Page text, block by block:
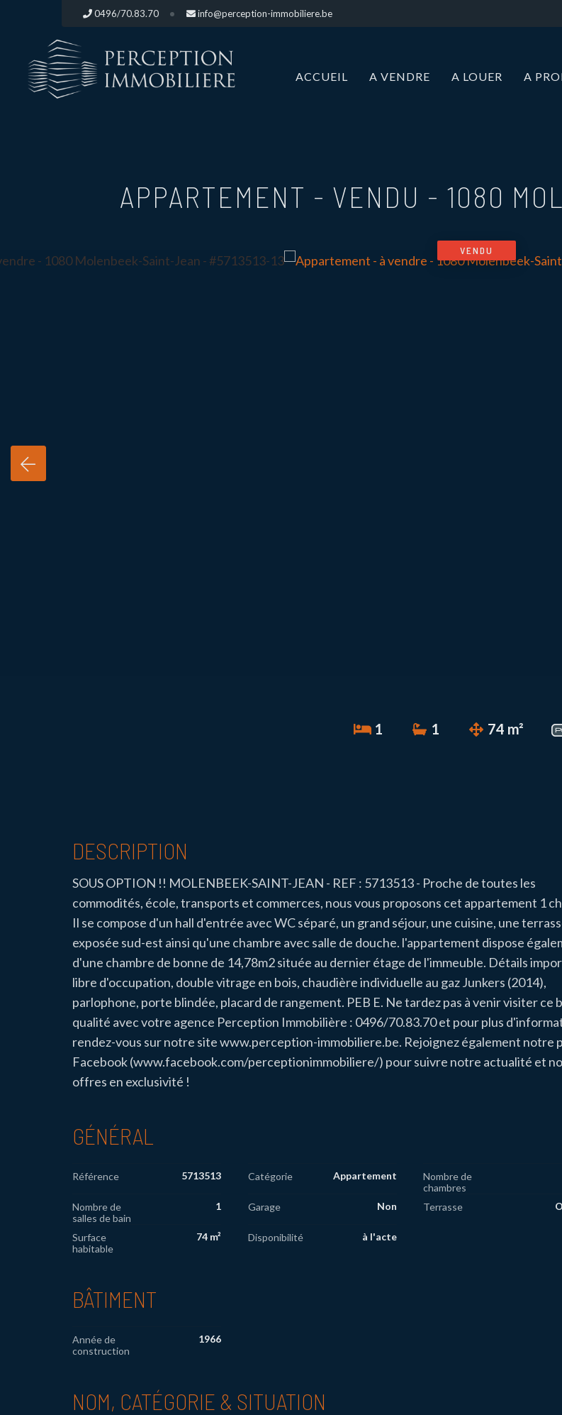
0496/70.83.70 info@perception-immobiliere.be
ACCUEIL A VENDRE A LOUER A
APPARTEMENT - VENDU - 1080
VENDU
1 1 74 m²
DESCRIPTION
SOUS OPTION !! MOLENBEEK-SAINT-JEAN - REF : 5713513 - Proche de toutes les
commodités, école, transports et commerces, nous vous proposons cet appartement 1
Il se compose d'un hall d'entrée avec WC séparé, un grand séjour, une cuisine, une
exposée sud-est ainsi qu'une chambre avec salle de douche. l'appartement dispose
d'une chambre de bonne de 14,78m2 située au dernier étage de l'immeuble. Détails
libre d'occupation, double vitrage en bois, chaudière individuelle au gaz Junkers (2014),
parlophone, porte blindée, placard de rangement. PEB E. Ne tardez pas à venir visiter ce
qualité avec votre agence Perception Immobilière : 0496/70.83.70 et pour plus
rendez-vous sur notre site www.perception-immobiliere.be. Rejoignez également notre
Facebook (www.facebook.com/perceptionimmobiliere/) pour suivre notre actualité et
offres en exclusivité !
GÉNÉRAL
Référence 5713513 Catégorie Appartement
Nombre de
chambres
Nombre de
salles de bain
1 Garage Non Terrasse
Surface
habitable
74 m² Disponibilité à l'acte
BÂTIMENT
Année de
construction
1966
NOM, CATÉGORIE & SITUATION